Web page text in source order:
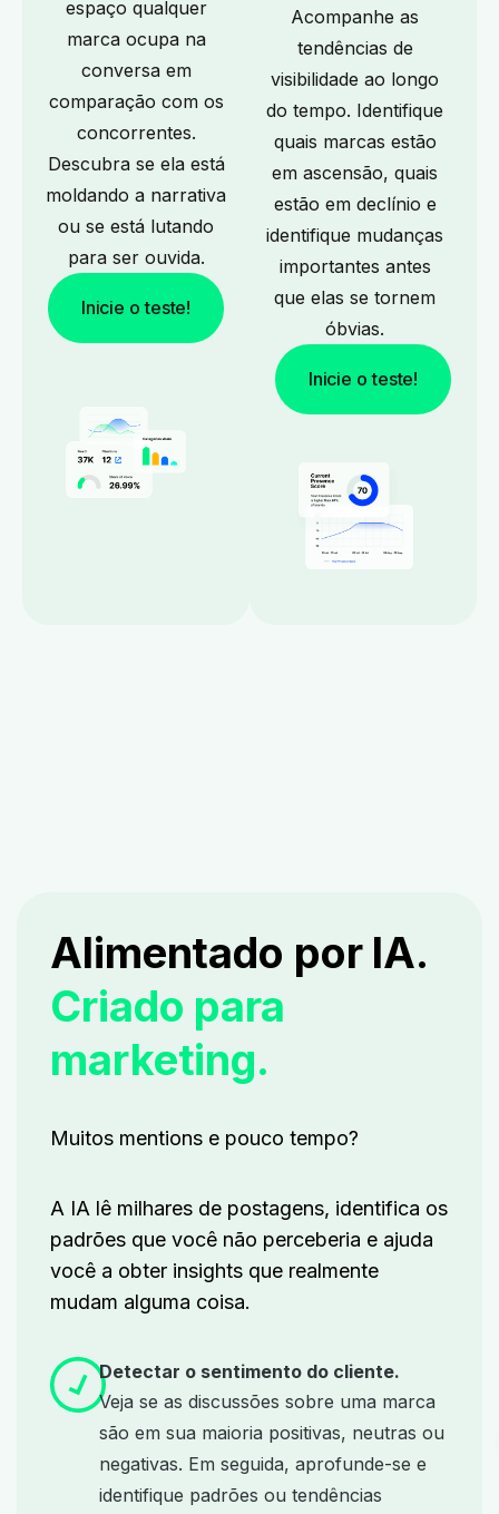
espaço qualquer
marca ocupa na
conversa em
comparação com os
concorrentes.
Descubra se ela está
moldando a narrativa
ou se está lutando
para ser ouvida.
Inicie o teste!
Acompanhe as
tendências de
visibilidade ao longo
do tempo. Identifique
quais marcas estão
em ascensão, quais
estão em declínio e
identifique mudanças
importantes antes
que elas se tornem
óbvias.
Inicie o teste!
Alimentado por IA.
Criado para
marketing.
Muitos mentions e pouco tempo?
A IA lê milhares de postagens, identifica os
padrões que você não perceberia e ajuda
você a obter insights que realmente
mudam alguma coisa.
Detectar o sentimento do cliente.
Veja se as discussões sobre uma marca
são em sua maioria positivas, neutras ou
negativas. Em seguida, aprofunde-se e
identifique padrões ou tendências